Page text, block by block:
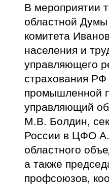
В мероприятии
областной
комитета
населения и
управляющего
страхования
промышленной
управляющий
М.В. Болдин,
России в ЦФО
областного
а также
профсоюзов,